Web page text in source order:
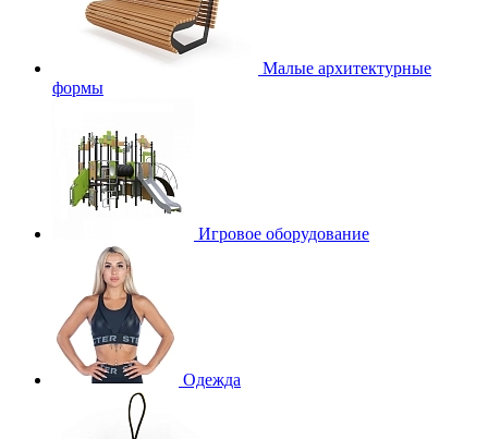
Малые архитектурные
формы
Игровое оборудование
Одежда